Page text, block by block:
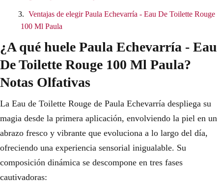
Ventajas de elegir Paula Echevarría - Eau De Toilette Rouge
100 Ml Paula
¿A qué huele Paula Echevarría - Eau
De Toilette Rouge 100 Ml Paula?
Notas Olfativas
La Eau de Toilette Rouge de Paula Echevarría despliega su
magia desde la primera aplicación, envolviendo la piel en un
abrazo fresco y vibrante que evoluciona a lo largo del día,
ofreciendo una experiencia sensorial inigualable. Su
composición dinámica se descompone en tres fases
cautivadoras: